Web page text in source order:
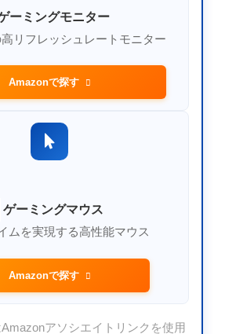
ーミングモニター
リフレッシュレートモニター
Amazonで探す
ゲーミングマウス
ムを実現する高性能マウス
Amazonで探す
アソシエイトリンクを使用